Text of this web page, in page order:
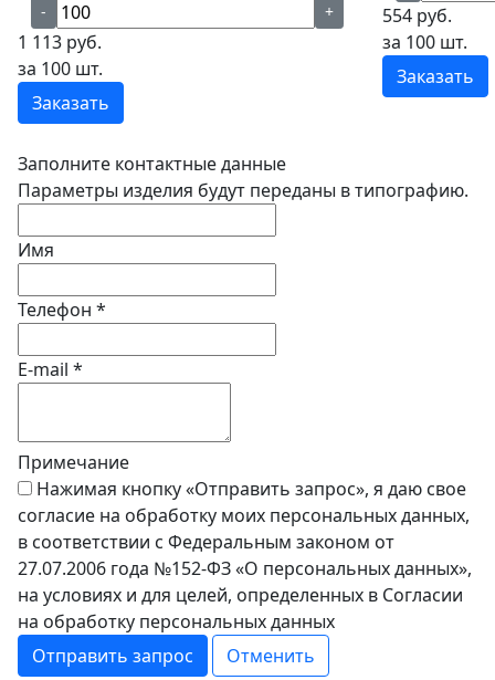
- +
1 113 руб.
за 100 шт.
Заказать
554 руб.
за 100 шт.
Заказать
Заполните контактные данные
Параметры изделия будут переданы в типографию.
Имя
Телефон *
E-mail *
Примечание
Нажимая кнопку «Отправить запрос», я даю свое
согласие на обработку моих персональных данных,
в соответствии с Федеральным законом от
27.07.2006 года №152-ФЗ «О персональных данных»,
на условиях и для целей, определенных в Согласии
на обработку персональных данных
Отправить запрос
Отменить